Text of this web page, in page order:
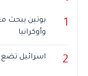
1
بوتين يبحث
وأوكرانيا
2 اسرائيل